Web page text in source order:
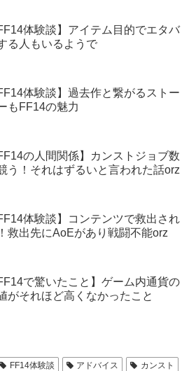
FF14体験談】アイテム目的でエタバ
る人もいるようで
FF14体験談】過去作と繋がるストー
もFF14の魅力
FF14の人間関係】カンストジョブ数
う！それはずるいと言われた話orz
FF14体験談】コンテンツで救出され
救出先にAoEがあり戦闘不能orz
FF14で驚いたこと】ゲーム内通貨の
がそれほど高くなかったこと
FF14体験談 アドバイス
カンスト